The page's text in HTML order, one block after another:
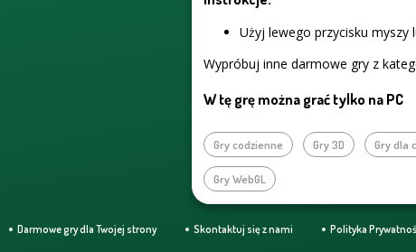
Użyj lewego przycisku
Wypróbuj inne darmowe gry z
W tę grę można grać tylko na PC
Gry codzienne Gry 3D Gry dla
Gry WebGL
Darmowe gry dla Twojej strony Skontaktuj się z nami Polityka